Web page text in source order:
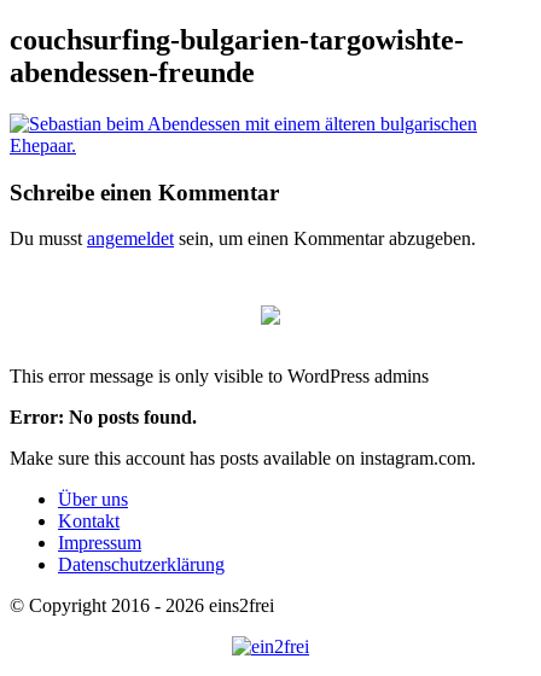
couchsurfing-bulgarien-targowishte-
abendessen-freunde
Schreibe einen Kommentar
Du musst angemeldet sein, um einen Kommentar abzugeben.
This error message is only visible to WordPress admins
Error: No posts found.
Make sure this account has posts available on instagram.com.
Über uns
Kontakt
Impressum
Datenschutzerklärung
© Copyright 2016 - 2026 eins2frei